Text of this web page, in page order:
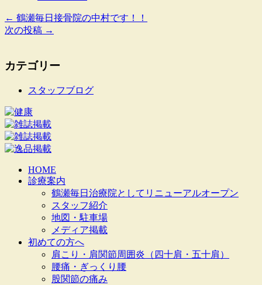
← 鶴瀬毎日接骨院の中村です！！
次の投稿 →
カテゴリー
スタッフブログ
HOME
診療案内
鶴瀬毎日治療院としてリニューアルオープン
スタッフ紹介
地図・駐車場
メディア掲載
初めての方へ
肩こり・肩関節周囲炎（四十肩・五十肩）
腰痛・ぎっくり腰
股関節の痛み